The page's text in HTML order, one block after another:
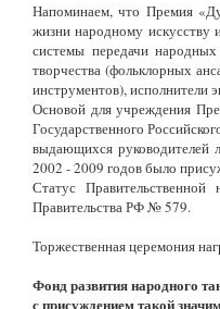
Напоминаем, что Премия
жизни народному искусству
системы передачи
творчества (фольклорных
инструментов), исполнители
Основой для учреждения
Государственного
выдающихся руководителей
2002 - 2009 годов было
Статус
Правительства РФ № 579.
Торжественная церемония
Фонд развития народного
с присуждением такой